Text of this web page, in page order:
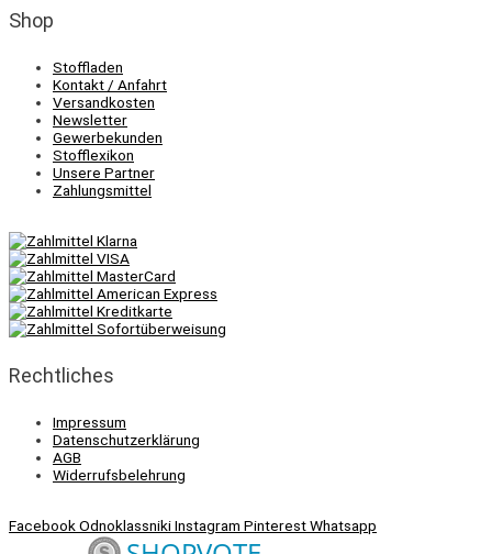
Shop
Stoffladen
Kontakt / Anfahrt
Versandkosten
Newsletter
Gewerbekunden
Stofflexikon
Unsere Partner
Zahlungsmittel
Rechtliches
Impressum
Datenschutzerklärung
AGB
Widerrufsbelehrung
FacebookOdnoklassnikiInstagram PinterestWhatsapp